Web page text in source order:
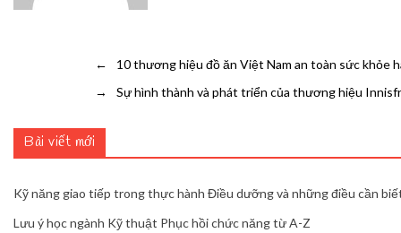
←
10 thương hiệu đồ ăn Việt Nam an toàn sức khỏe
→
Sự hình thành và phát triển của thương hiệu
Bài viết mới
Kỹ năng giao tiếp trong thực hành Điều dưỡng và những điều cần
Lưu ý học ngành Kỹ thuật Phục hồi chức năng từ A-Z